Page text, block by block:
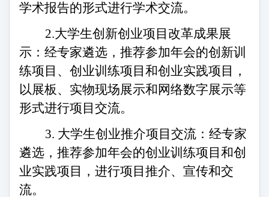
学术报告的形式进行学术交流。
2.大学生创新创业项目改革成果展
示：经专家遴选，推荐参加年会的创新训
练项目、创业训练项目和创业实践项目，
以展板、实物现场展示和网络数字展示等
形式进行项目交流。
3. 大学生创业推介项目交流：经专家
遴选，推荐参加年会的创业训练项目和创
业实践项目，进行项目推介、宣传和交
流。